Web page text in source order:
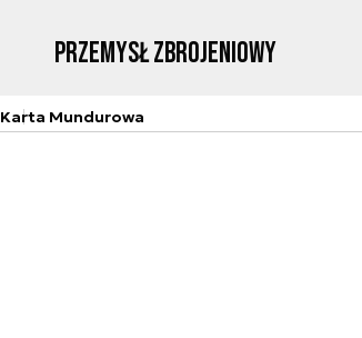
Przemysł Zbrojeniowy
Karta Mundurowa